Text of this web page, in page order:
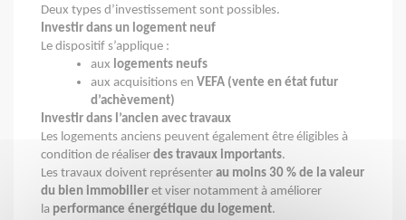
Deux types d’investissement sont possibles.
Investir dans un logement neuf
Le dispositif s’applique :
aux logements neufs
aux acquisitions en VEFA (vente en état futur
d’achèvement)
Investir dans l’ancien avec travaux
Les logements anciens peuvent également être éligibles à
condition de réaliser des travaux importants.
Les travaux doivent représenter au moins 30 % de la valeur
du bien immobilier et viser notamment à améliorer
la performance énergétique du logement.